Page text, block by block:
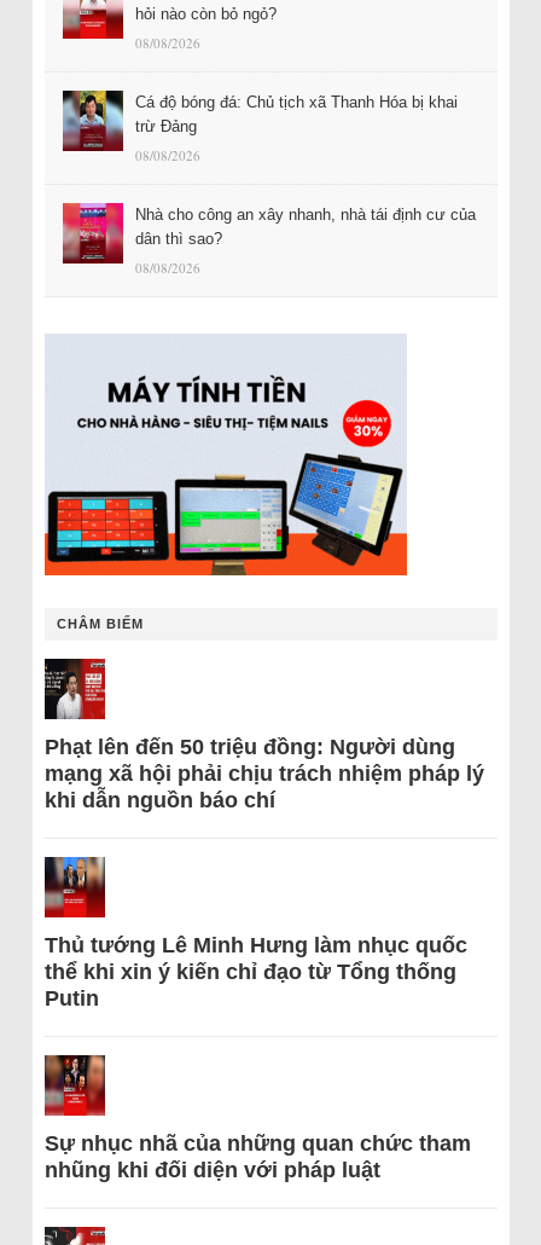
hỏi nào còn bỏ ngỏ?
08/08/2026
Cá độ bóng đá: Chủ tịch xã Thanh Hóa bị khai
trừ Đảng
08/08/2026
Nhà cho công an xây nhanh, nhà tái định cư của
dân thì sao?
08/08/2026
CHÂM BIẾM
Phạt lên đến 50 triệu đồng: Người dùng
mạng xã hội phải chịu trách nhiệm pháp lý
khi dẫn nguồn báo chí
Thủ tướng Lê Minh Hưng làm nhục quốc
thể khi xin ý kiến chỉ đạo từ Tổng thống
Putin
Sự nhục nhã của những quan chức tham
nhũng khi đối diện với pháp luật